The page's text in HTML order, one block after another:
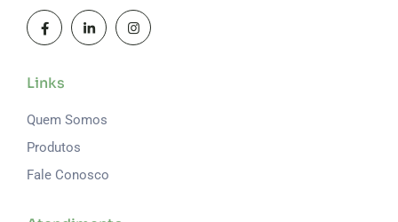
Links
Quem Somos
Produtos
Fale Conosco